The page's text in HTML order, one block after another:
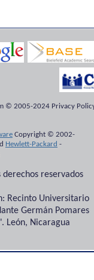
© 2005-2024 Privacy
Copyright © 2002-
Hewlett-Packard -
derechos reservados
Recinto Universitario
Germán Pomares
León, Nicaragua